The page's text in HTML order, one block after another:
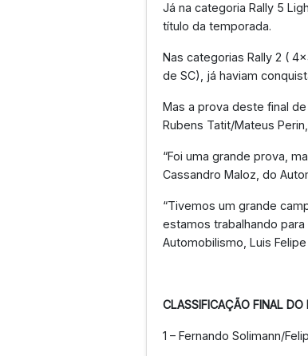
Já na categoria Rally 5
título da temporada.
Nas categorias Rally 2 (
de SC), já haviam
Mas a prova deste final
Rubens Tatit/Mateus
“Foi uma grande prova,
Cassandro Maloz, do
“Tivemos um grande
estamos trabalhando
Automobilismo, Luis
CLASSIFICAÇÃO FINAL DO
1 – Fernando Solimann/